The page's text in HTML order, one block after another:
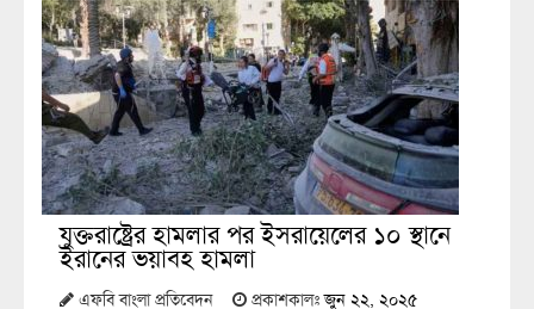
যুক্তরাষ্ট্রের হামলার পর ইসরায়েলের ১০ স্থানে
ইরানের ভয়াবহ হামলা
এফবি বাংলা প্রতিবেদন প্রকাশকালঃজুন ২২, ২০২৫